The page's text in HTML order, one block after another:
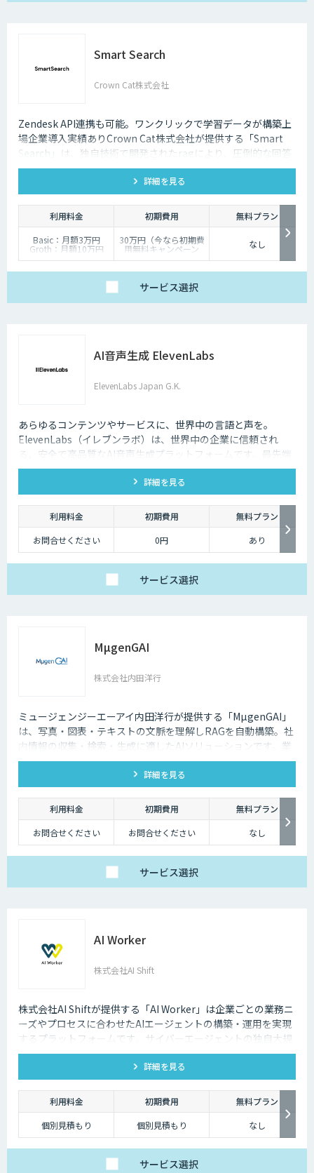
Smart Search
Crown Cat株式会社
Zendesk API連携も可能。ワンクリックで学習データが構築上
場企業導入実績ありCrown Cat株式会社が提供する「Smart
Search」は、独自技術で開発されたragにより、圧倒的な回答
精度を誇るAIチャットボットです。また回答精度が悪い時は管
理画面から簡単にご自身でチューニングができる、簡単でかつ
高精度な特徴があります。
詳細を見る
利用料金 初期費用
無料プラン
Basic：月額3万円
Groth：月額10万円
Enterprise：月額20万
30万円（今なら初期費
用無料キャンペーン
中）
なし
サービス選択
AI音声生成 ElevenLabs
ElevenLabs Japan G.K.
あらゆるコンテンツやサービスに、世界中の言語と声を。
ElevenLabs（イレブンラボ）は、世界中の企業に信頼され
る、安全で高品質なAI音声生成プラットフォームです。最先端
の技術で自然な音声を生成し、多言語対応やボイスクローニン
グ機能も、悪用を防ぐ倫理的ガードレールの中で提供します。
詳細を見る
利用料金 初期費用
無料プラン
お問合せください
0円 あり
サービス選択
MµgenGAI
株式会社内田洋行
ミュージェンジーエーアイ内田洋行が提供する「MµgenGAI」
は、写真・図表・テキストの文脈を理解しRAGを自動構築。社
内情報の収集・検索・生成に適したAIソリューションです。業
種を問わず業務効率とナレッジ活用を支援します。
詳細を見る
利用料金 初期費用
無料プラン
お問合せください
お問合せください なし
サービス選択
AI Worker
株式会社AI Shift
株式会社AI Shiftが提供する「AI Worker」は企業ごとの業務ニ
ーズやプロセスに合わせたAIエージェントの構築・運用を実現
するプラットフォームです。サイバーエージェントの独自大規
模言語モデルの開発知見と、当社の生成AI導入支援の経験を活
かし開発しました。 当社では、AIエージェントの活用戦略か
ら、導入後の運用や定着まで一気通貫でご支援いたしますの
で、お気軽にご相談ください。
詳細を見る
利用料金 初期費用
無料プラン
個別見積もり
個別見積もり なし
サービス選択